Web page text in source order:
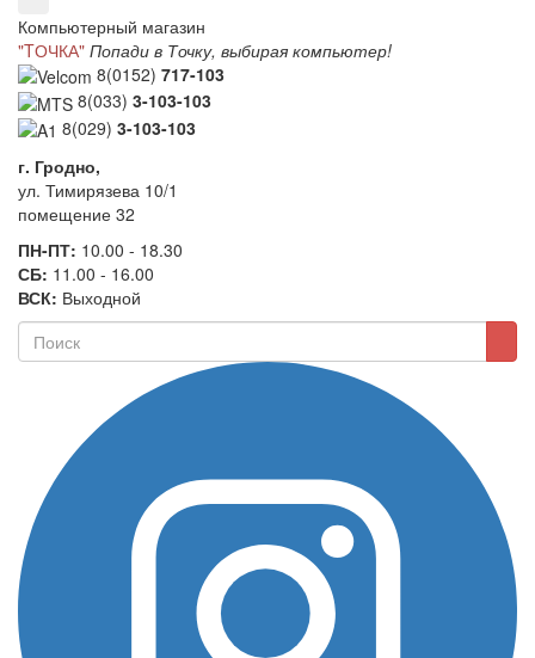
Компьютерный магазин
"TОЧКА" Попади в Точку, выбирая компьютер!
8(0152) 717-103
8(033) 3-103-103
8(029) 3-103-103
г. Гродно,
ул. Тимирязева 10/1
помещение 32
ПН-ПТ: 10.00 - 18.30
СБ: 11.00 - 16.00
ВСК: Выходной